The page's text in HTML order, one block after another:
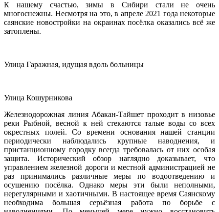
К нашему счастью, зимы в Сибири стали не очень
многоснежны. Несмотря на это, в апреле 2021 года некоторые
саянские новостройки на окраинах посёлка оказались всё же
затоплены.
Улица Гаражная, идущая вдоль больницы
Улица Кошурникова
Железнодорожная линия Абакан-Тайшет проходит в низовье
реки Рыбной, весной к ней стекаются талые воды со всех
окрестных полей. Со времени основания нашей станции
периодически наблюдались крупные наводнения, и
пристанционному городку всегда требовалась от них особая
защита. Исторический обзор наглядно доказывает, что
управлением железной дороги и местной администрацией не
раз принимались различные меры по водоотведению и
осушению посёлка. Однако меры эти были неполными,
нерегулярными и хаотичными. В настоящее время Саянскому
необходима большая серьёзная работа по борьбе с